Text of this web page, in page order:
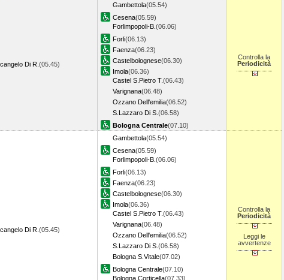
Di R. (05.45)
Gambettola(05.54)
Cesena(05.59)
Forlimpopoli-B. (06.06)
Forli(06.13)
Faenza(06.23)
Castelbolognese(06.30)
Imola(06.36)
Castel S.Pietro T.(06.43)
Varignana(06.48)
Ozzano Dell'emilia(06.52)
S.Lazzaro Di S. (06.58)
Bologna Centrale(07.10)
Controlla la
Periodicità
Di R. (05.45)
Gambettola(05.54)
Cesena(05.59)
Forlimpopoli-B. (06.06)
Forli(06.13)
Faenza(06.23)
Castelbolognese(06.30)
Imola(06.36)
Castel S.Pietro T.(06.43)
Varignana(06.48)
Ozzano Dell'emilia(06.52)
S.Lazzaro Di S. (06.58)
Bologna S.Vitale(07.02)
Bologna Centrale(07.10)
Bologna Corticella(07.33)
Controlla la
Periodicità
Leggi le
avvertenze